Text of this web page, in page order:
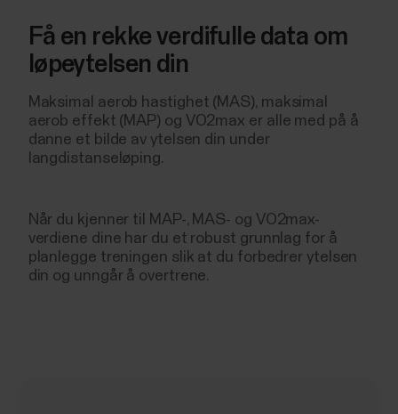
Få en rekke verdifulle data om
løpeytelsen din
Maksimal aerob hastighet (MAS), maksimal
aerob effekt (MAP) og VO2max er alle med på å
danne et bilde av ytelsen din under
langdistanseløping.
Når du kjenner til MAP-, MAS- og VO2max-
verdiene dine har du et robust grunnlag for å
planlegge treningen slik at du forbedrer ytelsen
din og unngår å overtrene.